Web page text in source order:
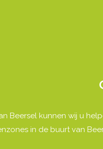
Beersel kunnen wij u
in de buurt van